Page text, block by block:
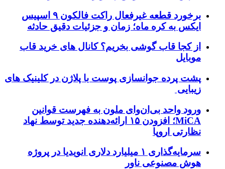
برخورد قطعه غیرفعال راکت فالکون ۹ اسپیس
ایکس به کره ماه؛ زمان و جزئیات دقیق حادثه
از کجا قاب گوشی بخریم؟ کانال های خرید قاب
موبایل
پشت پرده جوانسازی پوست با پلاژن در کلینیک های
زیبایی
ورود واحد بی‌ان‌وای ملون به فهرست قوانین
MiCA؛ افزودن ۱۵ ارائه‌دهنده جدید توسط نهاد
نظارتی اروپا
سرمایه‌گذاری ۱ میلیارد دلاری انویدیا در پروژه
هوش مصنوعی ناور